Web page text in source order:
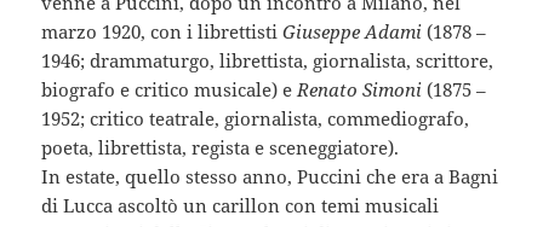
marzo 1920, con i librettistiGiuseppe Adami (1878 –
1946; drammaturgo, librettista, giornalista, scrittore,
biografo e critico musicale) e Renato Simoni (1875 –
1952; critico teatrale, giornalista, commediografo,
poeta, librettista, regista e sceneggiatore).
In estate, quello stesso anno, Puccini che era a Bagni
di Lucca ascoltò un carillon con temi musicali